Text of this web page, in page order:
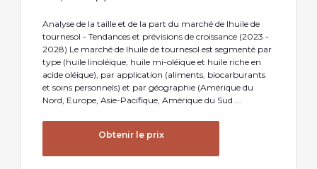
Analyse de la taille et de la part du marché de lhuile de
tournesol - Tendances et prévisions de croissance (2023 -
2028) Le marché de lhuile de tournesol est segmenté par
type (huile linoléique, huile mi-oléique et huile riche en
acide oléique), par application (aliments, biocarburants
et soins personnels) et par géographie (Amérique du
Nord, Europe, Asie-Pacifique, Amérique du Sud ...
Obtenir le prix